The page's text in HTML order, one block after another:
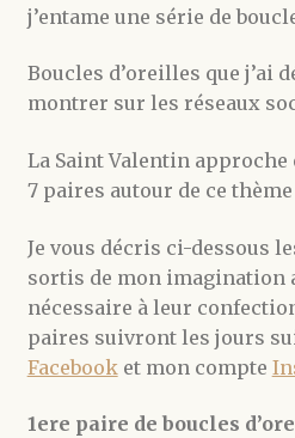
j’entame une série de
Boucles d’oreilles que j’ai
montrer sur les réseaux
La Saint Valentin approche
7 paires autour de ce thème
Je vous décris ci-dessous
sortis de mon imagination
nécessaire à leur
paires suivront les jours
Facebook et mon compte
1ere paire de boucles